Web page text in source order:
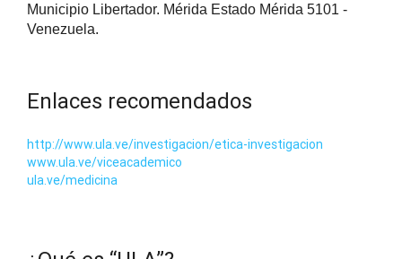
Municipio Libertador. Mérida Estado Mérida 5101 -
Venezuela.
Enlaces recomendados
http://www.ula.ve/investigacion/etica-investigacion
www.ula.ve/viceacademico
ula.ve/medicina